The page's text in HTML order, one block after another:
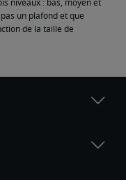
niveaux : bas, moyen et
un plafond et que
de la taille de